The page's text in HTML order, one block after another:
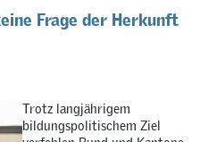
Frage der Herkunft
Trotz langjährigem
bildungspolitischem Ziel